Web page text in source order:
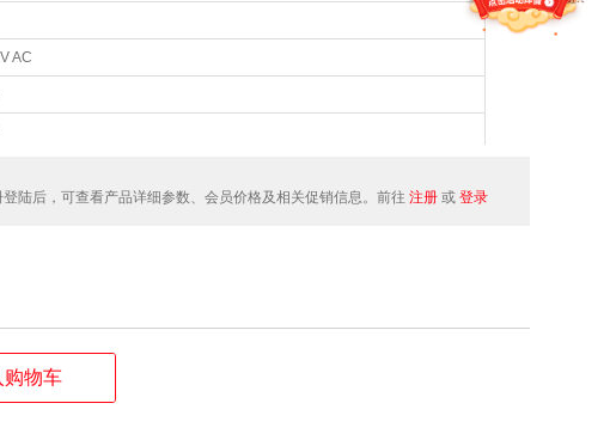
AC
陆后，可查看产品详细参数、会员价格及相关促销信息。前往 注册 或 登录
购物车